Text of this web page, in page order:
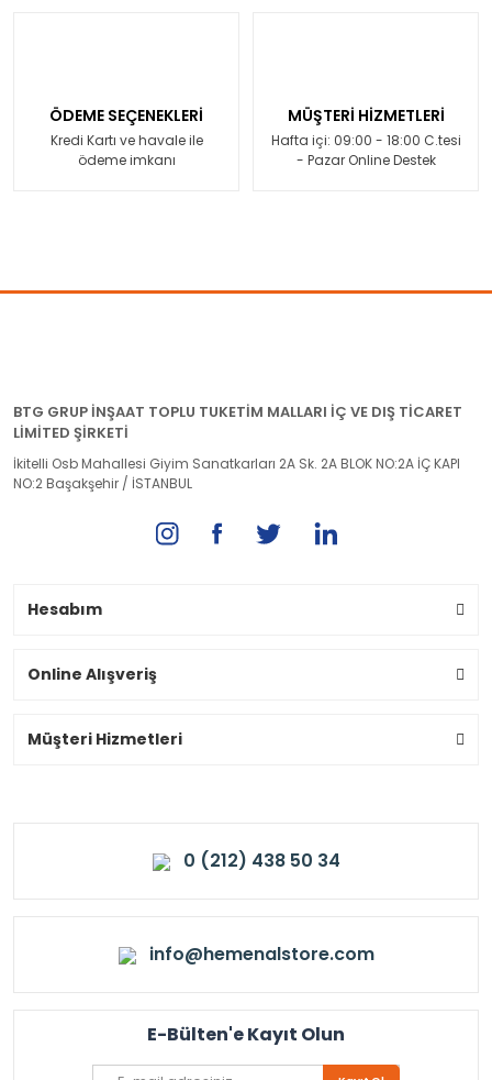
ÖDEME SEÇENEKLERİ
Kredi Kartı ve havale ile
ödeme imkanı
MÜŞTERİ HİZMETLERİ
Hafta içi: 09:00 - 18:00 C.tesi
- Pazar Online Destek
BTG GRUP İNŞAAT TOPLU TUKETİM MALLARI İÇ VE DIŞ TİCARET
LİMİTED ŞİRKETİ
İkitelli Osb Mahallesi Giyim Sanatkarları 2A Sk. 2A BLOK NO:2A İÇ KAPI
NO:2 Başakşehir / İSTANBUL
Hesabım
Online Alışveriş
Müşteri Hizmetleri
0 (212) 438 50 34
info@hemenalstore.com
E-Bülten'e Kayıt Olun